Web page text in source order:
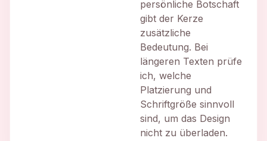
persönliche Botschaft
gibt der Kerze
zusätzliche
Bedeutung. Bei
längeren Texten prüfe
ich, welche
Platzierung und
Schriftgröße sinnvoll
sind, um das Design
nicht zu überladen.